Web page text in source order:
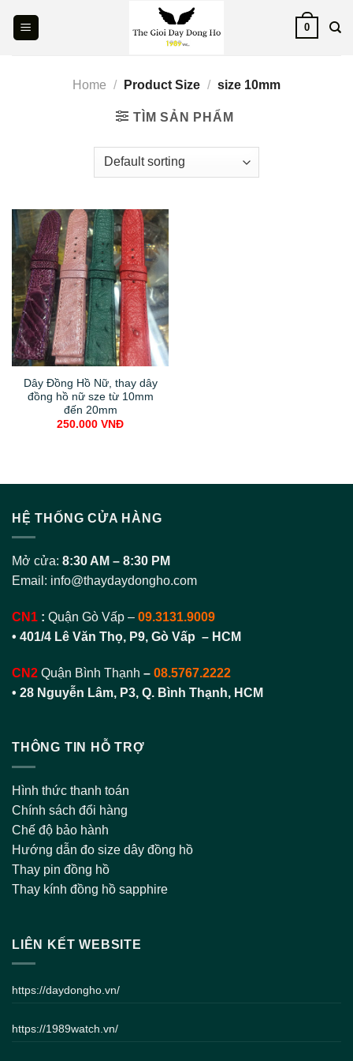
0
Home / Product Size / size 10mm
TÌM SẢN PHẨM
Dây Đồng Hồ Nữ, thay dây
đồng hồ nữ sze từ 10mm
đến 20mm
250.000 VNĐ
HỆ THỐNG CỬA HÀNG
Mở cửa: 8:30 AM – 8:30 PM
Email: info@thaydaydongho.com
CN1 : Quận Gò Vấp – 09.3131.9009
• 401/4 Lê Văn Thọ, P9, Gò Vấp – HCM
CN2 Quận Bình Thạnh – 08.5767.2222
• 28 Nguyễn Lâm, P3, Q. Bình Thạnh, HCM
THÔNG TIN HỖ TRỢ
Hình thức thanh toán
Chính sách đổi hàng
Chế độ bảo hành
Hướng dẫn đo size dây đồng hồ
Thay pin đồng hồ
Thay kính đồng hồ sapphire
LIÊN KẾT WEBSITE
https://daydongho.vn/
https://1989watch.vn/